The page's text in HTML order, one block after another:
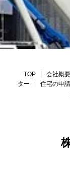
TOP 会社概要
ター
住宅の申